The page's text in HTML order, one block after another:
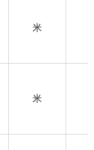
米
米